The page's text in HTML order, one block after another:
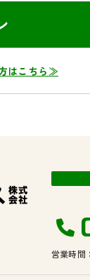
はこちら≫
営業時間